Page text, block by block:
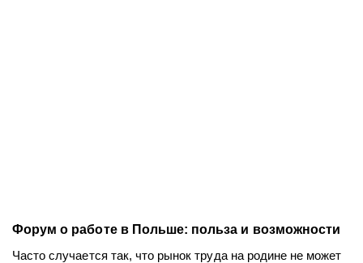
Форум о работе в Польше: польза и возможности
Часто случается так, что рынок труда на родине не может